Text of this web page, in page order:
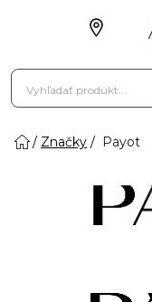
Značky Payot